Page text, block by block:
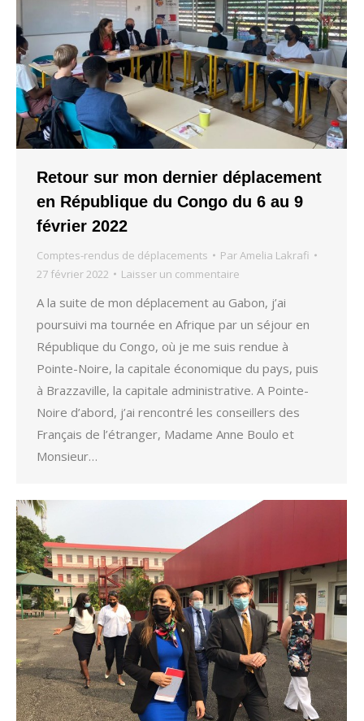
Retour sur mon dernier déplacement
en République du Congo du 6 au 9
février 2022
Comptes-rendus de déplacements Par Amelia Lakrafi
27 février 2022
Laisser un commentaire
A la suite de mon déplacement au Gabon, j’ai
poursuivi ma tournée en Afrique par un séjour en
République du Congo, où je me suis rendue à
Pointe-Noire, la capitale économique du pays, puis
à Brazzaville, la capitale administrative. A Pointe-
Noire d’abord, j’ai rencontré les conseillers des
Français de l’étranger, Madame Anne Boulo et
Monsieur…